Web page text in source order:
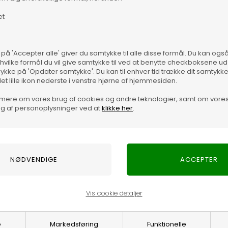
'Accepter alle' giver du samtykke til alle disse formål. Du kan
formål du vil give samtykke til ved at benytte checkboksene
på 'Opdater samtykke'. Du kan til enhver tid trække dit
lille ikon nederste i venstre hjørne af hjemmesiden.
om vores brug af cookies og andre teknologier, samt om
af personoplysninger ved atklikke her.
Markedsføring Funktionelle
Vis cookie detaljer
og kan bæres med den dybe
bagtil